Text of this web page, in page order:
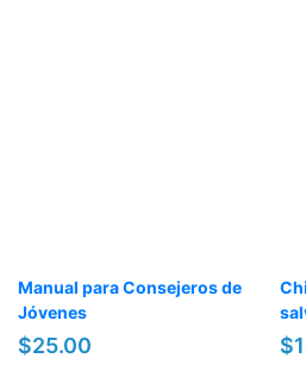
Manual para Consejeros de
Jóvenes
$25.00